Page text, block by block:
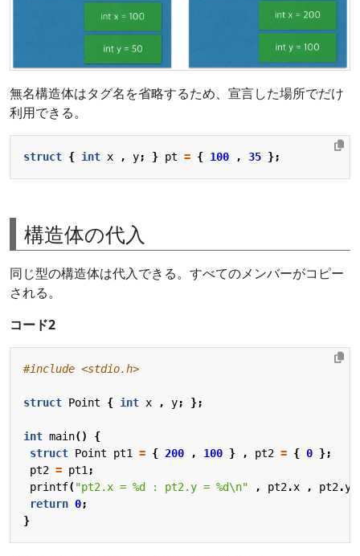
無名構造体はタグ名を省略するため、宣言した場所でだけ
利用できる。
struct { int x , y; } pt = { 100 , 35 };
構造体の代入
同じ型の構造体は代入できる。すべてのメンバーがコピー
される。
コード2
#include <stdio.h>
struct Point { int x , y; };
int main()
{
struct Point pt1 = { 200 , 100 } , pt2 = { 0 };
pt2 = pt1 ;
printf("pt2.x = %d : pt2.y = %d\n" , pt2.x , pt2.y
return 0;
}